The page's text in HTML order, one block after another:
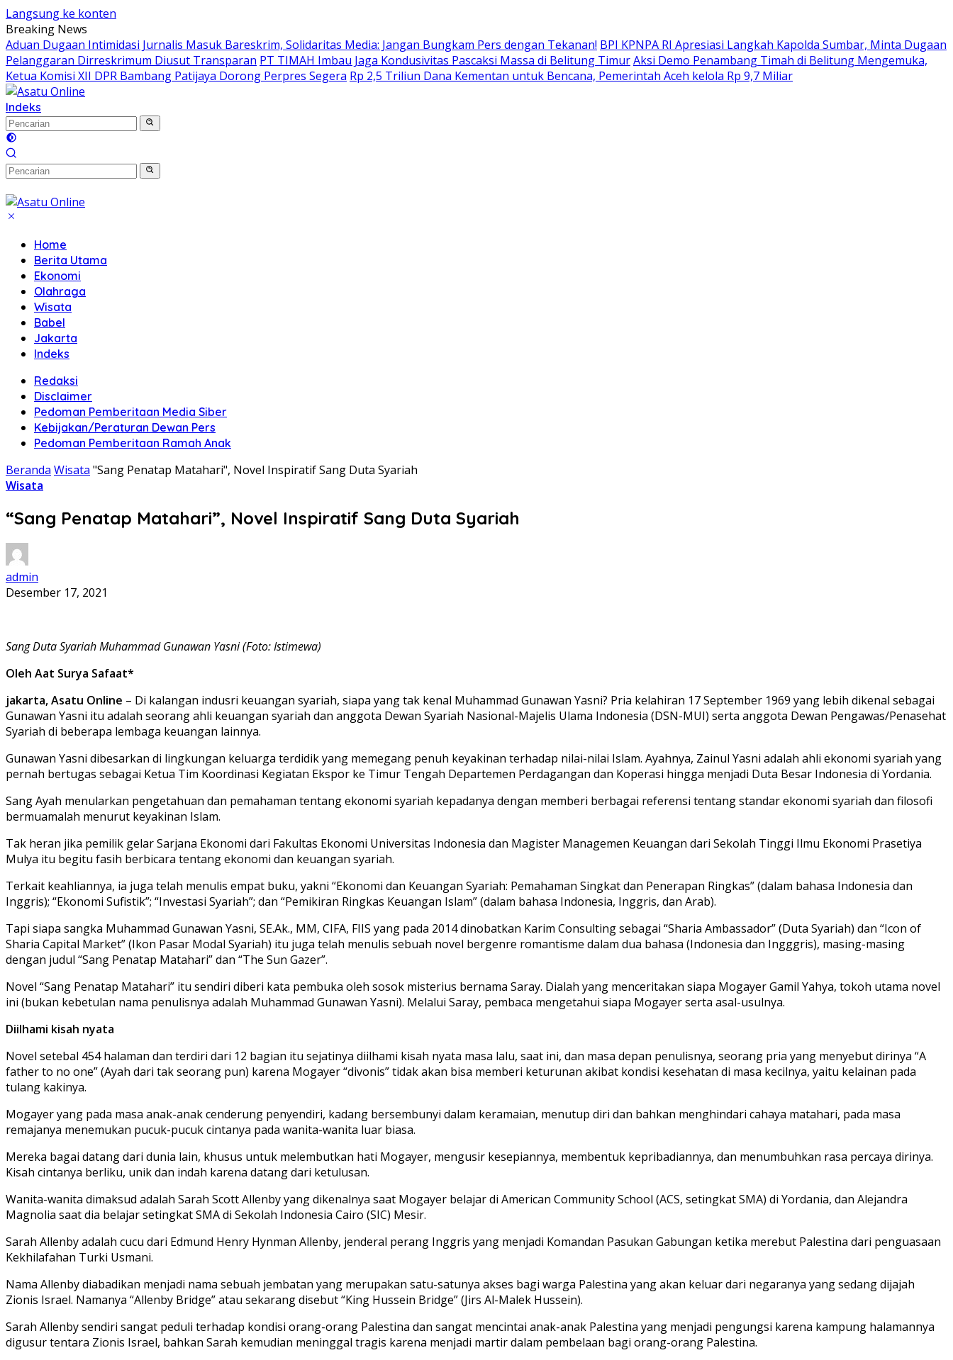
Langsung ke konten
Breaking News
Aduan Dugaan Intimidasi Jurnalis Masuk Bareskrim, Solidaritas Media: Jangan Bungkam Pers dengan Tekanan! BPI KPNPA RI Apresiasi Langkah Kapolda Sumbar, Minta Dugaan
Pelanggaran Dirreskrimum Diusut Transparan PT TIMAH Imbau Jaga Kondusivitas Pascaksi Massa di Belitung TimurAksi Demo Penambang Timah di Belitung Mengemuka,
Ketua Komisi XII DPR Bambang Patijaya Dorong Perpres Segera Rp 2,5 Triliun Dana Kementan untuk Bencana, Pemerintah Aceh kelola Rp 9,7 Miliar
Indeks
Home
Berita Utama
Ekonomi
Olahraga
Wisata
Babel
Jakarta
Indeks
Redaksi
Disclaimer
Pedoman Pemberitaan Media Siber
Kebijakan/Peraturan Dewan Pers
Pedoman Pemberitaan Ramah Anak
Beranda Wisata "Sang Penatap Matahari", Novel Inspiratif Sang Duta Syariah
Wisata
“Sang Penatap Matahari”, Novel Inspiratif Sang Duta Syariah
admin
Desember 17, 2021
Sang Duta Syariah Muhammad Gunawan Yasni (Foto: Istimewa)
Oleh Aat Surya Safaat*
jakarta, Asatu Online – Di kalangan indusri keuangan syariah, siapa yang tak kenal Muhammad Gunawan Yasni? Pria kelahiran 17 September 1969 yang lebih dikenal sebagai
Gunawan Yasni itu adalah seorang ahli keuangan syariah dan anggota Dewan Syariah Nasional-Majelis Ulama Indonesia (DSN-MUI) serta anggota Dewan Pengawas/Penasehat
Syariah di beberapa lembaga keuangan lainnya.
Gunawan Yasni dibesarkan di lingkungan keluarga terdidik yang memegang penuh keyakinan terhadap nilai-nilai Islam. Ayahnya, Zainul Yasni adalah ahli ekonomi syariah yang
pernah bertugas sebagai Ketua Tim Koordinasi Kegiatan Ekspor ke Timur Tengah Departemen Perdagangan dan Koperasi hingga menjadi Duta Besar Indonesia di Yordania.
Sang Ayah menularkan pengetahuan dan pemahaman tentang ekonomi syariah kepadanya dengan memberi berbagai referensi tentang standar ekonomi syariah dan filosofi
bermuamalah menurut keyakinan Islam.
Tak heran jika pemilik gelar Sarjana Ekonomi dari Fakultas Ekonomi Universitas Indonesia dan Magister Managemen Keuangan dari Sekolah Tinggi Ilmu Ekonomi Prasetiya
Mulya itu begitu fasih berbicara tentang ekonomi dan keuangan syariah.
Terkait keahliannya, ia juga telah menulis empat buku, yakni “Ekonomi dan Keuangan Syariah: Pemahaman Singkat dan Penerapan Ringkas” (dalam bahasa Indonesia dan
Inggris); “Ekonomi Sufistik”; “Investasi Syariah”; dan “Pemikiran Ringkas Keuangan Islam” (dalam bahasa Indonesia, Inggris, dan Arab).
Tapi siapa sangka Muhammad Gunawan Yasni, SE.Ak., MM, CIFA, FIIS yang pada 2014 dinobatkan Karim Consulting sebagai “Sharia Ambassador” (Duta Syariah) dan “Icon of
Sharia Capital Market” (Ikon Pasar Modal Syariah) itu juga telah menulis sebuah novel bergenre romantisme dalam dua bahasa (Indonesia dan Ingggris), masing-masing
dengan judul “Sang Penatap Matahari” dan “The Sun Gazer”.
Novel “Sang Penatap Matahari” itu sendiri diberi kata pembuka oleh sosok misterius bernama Saray. Dialah yang menceritakan siapa Mogayer Gamil Yahya, tokoh utama novel
ini (bukan kebetulan nama penulisnya adalah Muhammad Gunawan Yasni). Melalui Saray, pembaca mengetahui siapa Mogayer serta asal-usulnya.
Diilhami kisah nyata
Novel setebal 454 halaman dan terdiri dari 12 bagian itu sejatinya diilhami kisah nyata masa lalu, saat ini, dan masa depan penulisnya, seorang pria yang menyebut dirinya “A
father to no one” (Ayah dari tak seorang pun) karena Mogayer “divonis” tidak akan bisa memberi keturunan akibat kondisi kesehatan di masa kecilnya, yaitu kelainan pada
tulang kakinya.
Mogayer yang pada masa anak-anak cenderung penyendiri, kadang bersembunyi dalam keramaian, menutup diri dan bahkan menghindari cahaya matahari, pada masa
remajanya menemukan pucuk-pucuk cintanya pada wanita-wanita luar biasa.
Mereka bagai datang dari dunia lain, khusus untuk melembutkan hati Mogayer, mengusir kesepiannya, membentuk kepribadiannya, dan menumbuhkan rasa percaya dirinya.
Kisah cintanya berliku, unik dan indah karena datang dari ketulusan.
Wanita-wanita dimaksud adalah Sarah Scott Allenby yang dikenalnya saat Mogayer belajar di American Community School (ACS, setingkat SMA) di Yordania, dan Alejandra
Magnolia saat dia belajar setingkat SMA di Sekolah Indonesia Cairo (SIC) Mesir.
Sarah Allenby adalah cucu dari Edmund Henry Hynman Allenby, jenderal perang Inggris yang menjadi Komandan Pasukan Gabungan ketika merebut Palestina dari penguasaan
Kekhilafahan Turki Usmani.
Nama Allenby diabadikan menjadi nama sebuah jembatan yang merupakan satu-satunya akses bagi warga Palestina yang akan keluar dari negaranya yang sedang dijajah
Zionis Israel. Namanya “Allenby Bridge” atau sekarang disebut “King Hussein Bridge” (Jirs Al-Malek Hussein).
Sarah Allenby sendiri sangat peduli terhadap kondisi orang-orang Palestina dan sangat mencintai anak-anak Palestina yang menjadi pengungsi karena kampung halamannya
digusur tentara Zionis Israel, bahkan Sarah kemudian meninggal tragis karena menjadi martir dalam pembelaan bagi orang-orang Palestina.